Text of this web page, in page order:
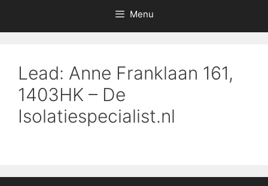
Menu
Lead: Anne Franklaan 161,
1403HK – De
Isolatiespecialist.nl